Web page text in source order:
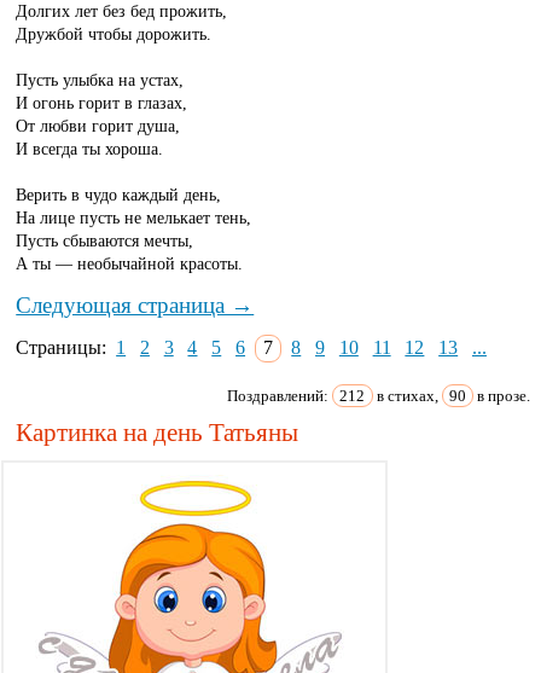
Долгих лет без бед прожить,
Дружбой чтобы дорожить.
Пусть улыбка на устах,
И огонь горит в глазах,
От любви горит душа,
И всегда ты хороша.
Верить в чудо каждый день,
На лице пусть не мелькает тень,
Пусть сбываются мечты,
А ты — необычайной красоты.
Следующая страница →
Страницы: 1 2 3 4 5 6 7 8 9 10 11 12 13 ...
Поздравлений: 212 в стихах, 90 в прозе.
Картинка на день Татьяны